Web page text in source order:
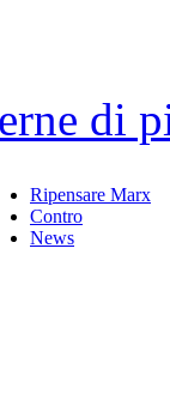
di
Ripensare Marx
Contro
News